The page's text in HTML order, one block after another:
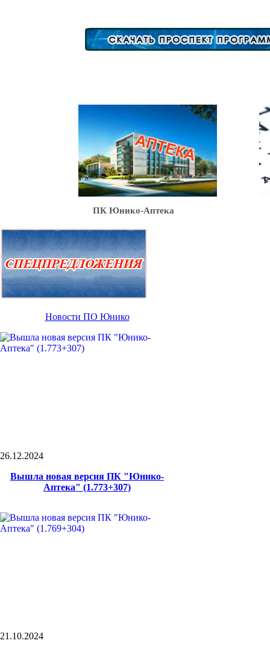
ПК Юнико-Аптека
Новости ПО Юнико
26.12.2024
Вышла новая версия ПК "Юнико-
Аптека" (1.773+307)
21.10.2024